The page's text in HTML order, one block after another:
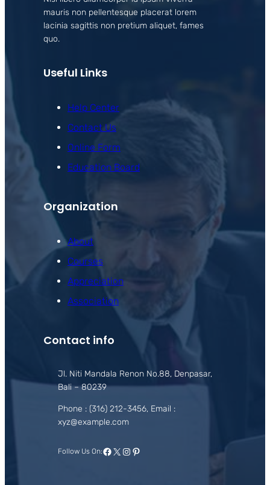
mauris non pellentesque placerat lorem
lacinia sagittis non pretium aliquet, fames
quo.
Useful Links
Help Center
Contact Us
Online Form
Education Board
Organization
About
Courses
Appreciation
Association
Contact info
Jl. Niti Mandala Renon No.88, Denpasar,
Bali – 80239
Phone : (316) 212-3456, Email :
xyz@example.com
Follow Us On:Facebook
X Instagram
Pinterest